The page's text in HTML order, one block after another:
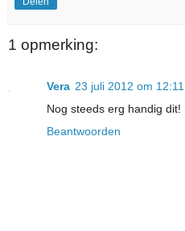
1 opmerking:
Vera 23 juli 2012 om 12:11
Nog steeds erg handig dit!
Beantwoorden